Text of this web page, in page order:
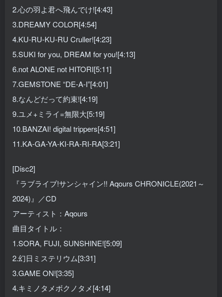
2.心の羽よ君へ飛んでけ![4:43]
3.DREAMY COLOR[4:54]
4.KU-RU-KU-RU Cruller![4:23]
5.SUKI for you, DREAM for you![4:13]
6.not ALONE not HITORI[5:11]
7.GEMSTONE “DE-A-I”[4:01]
8.なんどだって約束![4:19]
9.ユメ+ミライ=無限大[5:19]
10.BANZAI! digital trippers[4:51]
11.KA-GA-YA-KI-RA-RI-RA[3:21]
[Disc2]
『ラブライブ!サンシャイン!! Aqours CHRONICLE(2021～
2024)』／CD
アーティスト：Aqours
曲目タイトル：
1.SORA, FUJI, SUNSHINE![5:09]
2.幻日ミステリウム[3:31]
3.GAME ON![3:35]
4.キミノタメボクノタメ[4:14]